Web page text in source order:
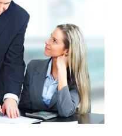
e liderança?